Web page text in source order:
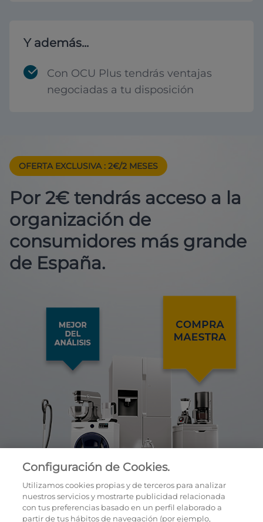
Y además...
Con OCU Plus tendrás ventajas
negociadas a tu disposición
OFERTA EXCLUSIVA : 2€/2 MESES
Por 2€ tendrás acceso a la
organización de
consumidores más grande
de España.
Configuración de Cookies.
Utilizamos cookies propias y de terceros para analizar
nuestros servicios y mostrarte publicidad relacionada
con tus preferencias basado en un perfil elaborado a
partir de tus hábitos de navegación (por ejemplo,